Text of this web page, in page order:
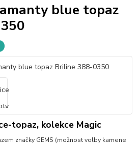
blue topaz
topaz, kolekce Magic
značky GEMS (možnost volby kamene